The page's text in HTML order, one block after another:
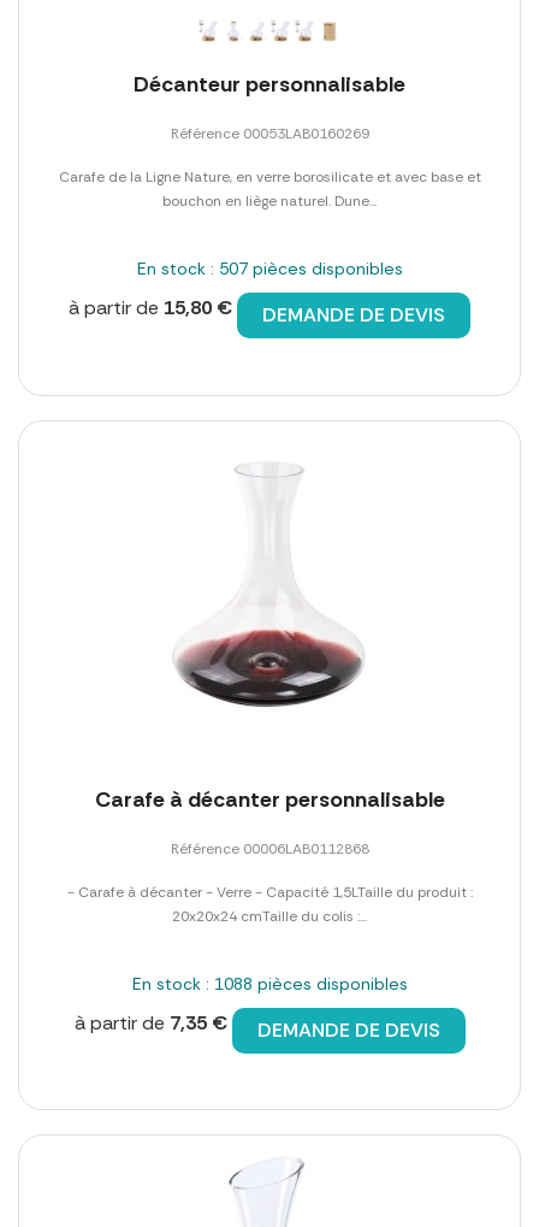
Décanteur personnalisable
Référence 00053LAB0160269
Carafe de la Ligne Nature, en verre borosilicate et avec base et
bouchon en liège naturel. Dune...
En stock : 507 pièces disponibles
à partir de 15,80 € DEMANDE DE DEVIS
Carafe à décanter personnalisable
Référence 00006LAB0112868
- Carafe à décanter - Verre - Capacité 1,5LTaille du produit :
20x20x24 cmTaille du colis :...
En stock : 1088 pièces disponibles
à partir de 7,35 € DEMANDE DE DEVIS